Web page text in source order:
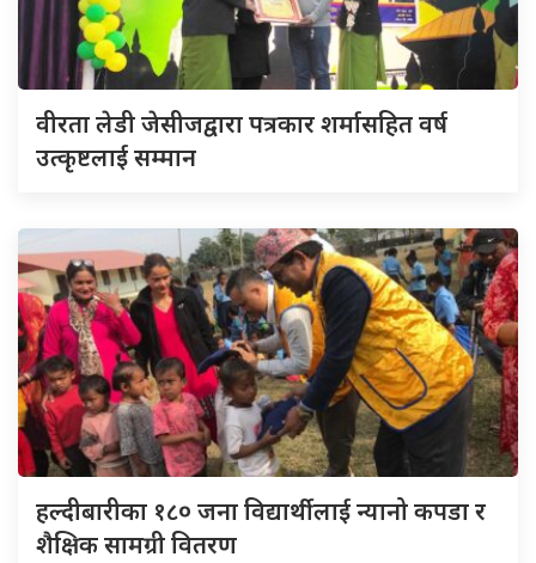
वीरता लेडी जेसीजद्वारा पत्रकार शर्मासहित वर्ष
उत्कृष्टलाई सम्मान
हल्दीबारीका १८० जना विद्यार्थीलाई न्यानो कपडा र
शैक्षिक सामग्री वितरण